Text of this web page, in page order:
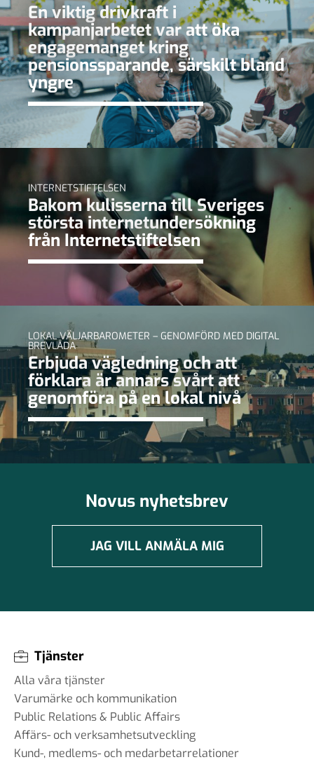
En viktig drivkraft i
kampanjarbetet var att öka
engagemanget kring
pensionssparande, särskilt bland
yngre
INTERNETSTIFTELSEN
Bakom kulisserna till Sveriges
största internetundersökning
från Internetstiftelsen
LOKAL VÄLJARBAROMETER – GENOMFÖRD MED DIGITAL
BREVLÅDA
Erbjuda vägledning och att
förklara är annars svårt att
genomföra på en lokal nivå
Novus nyhetsbrev
JAG VILL ANMÄLA MIG
Tjänster
Alla våra tjänster
Varumärke och kommunikation
Public Relations & Public Affairs
Affärs- och verksamhetsutveckling
Kund-, medlems- och medarbetarrelationer